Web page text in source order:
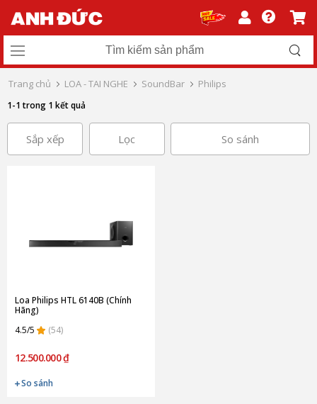
Trang chủ LOA - TAI NGHE SoundBar Philips
1-1 trong 1 kết quả
Sắp xếp Lọc So sánh
Loa Philips HTL 6140B (Chính
Hãng)
4.5/5
(54)
12.500.000 ₫
So sánh